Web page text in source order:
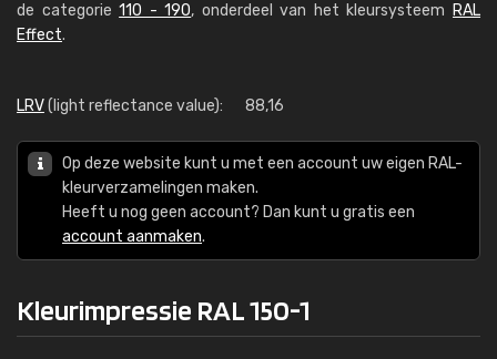
de categorie110 - 190, onderdeel van het kleursysteem RAL
Effect.
LRV(light reflectance value): 88,16
Op deze website kunt u met een account uw eigen RAL-
kleurverzamelingen maken.
Heeft u nog geen account? Dan kunt u gratis een
account aanmaken.
Kleurimpressie RAL 150-1